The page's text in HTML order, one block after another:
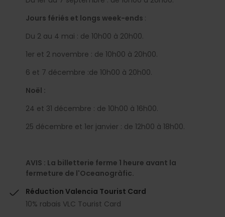
Jours fériés et longs week-ends :
Du 2 au 4 mai : de 10h00 à 20h00.
1er et 2 novembre : de 10h00 à 20h00.
6 et 7 décembre :de 10h00 à 20h00.
Noël :
24 et 31 décembre : de 10h00 à 16h00.
25 décembre et 1er janvier : de 12h00 à 18h00.
AVIS : La billetterie ferme 1 heure avant la
fermeture de l'Oceanogràfic.
Réduction Valencia Tourist Card
10% rabais VLC Tourist Card